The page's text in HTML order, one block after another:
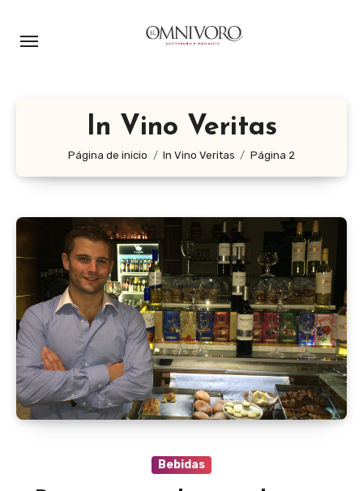
In Vino Veritas
Página de inicio In Vino Veritas Página 2
Bebidas